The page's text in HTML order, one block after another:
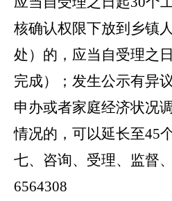
核确认权限下放到乡镇
处）的，应当自受理之
完成）；发生公示有异
申办或者家庭经济状况
情况的，可以延长至45
七、咨询、受理、监督
6564308